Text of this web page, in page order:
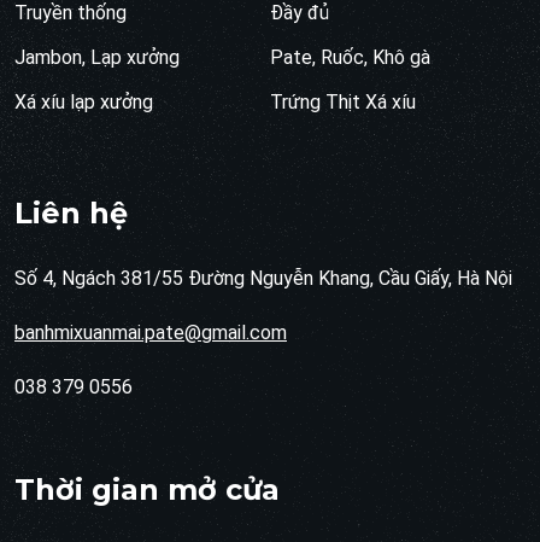
Truyền thống
Đầy đủ
Jambon, Lạp xưởng
Pate, Ruốc, Khô gà
Xá xíu lạp xưởng
Trứng Thịt Xá xíu
Liên hệ
Số 4, Ngách 381/55 Đường Nguyễn Khang, Cầu Giấy, Hà Nội
banhmixuanmai.pate@gmail.com
038 379 0556
Thời gian mở cửa